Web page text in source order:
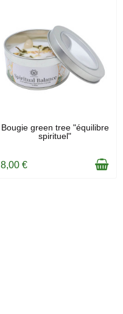
EN STOCK
Bougie green tree "équilibre
spirituel"
8,00 €